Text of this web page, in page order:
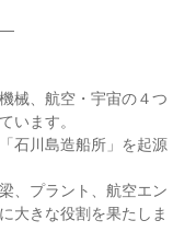
械、航空・宇宙の４つ
います。
石川島造船所」を起源
、プラント、航空エン
大きな役割を果たしま